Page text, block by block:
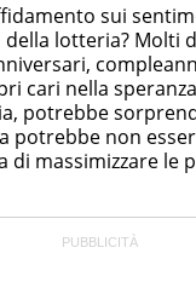
creazione di
di strategie
sui
della lotteria? Molti
cari nella
potrebbe
potrebbe non
di massimizzare le